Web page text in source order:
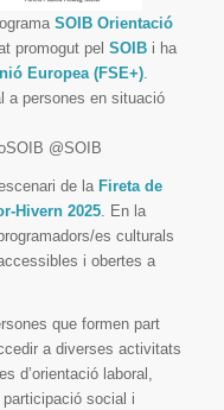
SOIB Orientació
promogut pel SOIBi ha
Europea (FSE+).
a persones en situació
@SOIB
de la Fireta de
Hivern 2025. En la
es culturals
i obertes a
que formen part
a diverses activitats
d’orientació laboral,
social i